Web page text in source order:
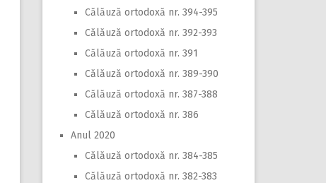
Călăuză ortodoxă nr. 394-395
Călăuză ortodoxă nr. 392-393
Călăuză ortodoxă nr. 391
Călăuză ortodoxă nr. 389-390
Călăuză ortodoxă nr. 387-388
Călăuză ortodoxă nr. 386
Anul 2020
Călăuză ortodoxă nr. 384-385
Călăuză ortodoxă nr. 382-383